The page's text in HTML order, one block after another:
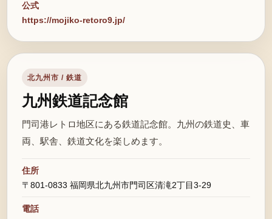
公式
https://mojiko-retoro9.jp/
北九州市 / 鉄道
九州鉄道記念館
門司港レトロ地区にある鉄道記念館。九州の鉄道史、車
両、駅舎、鉄道文化を楽しめます。
住所
〒801-0833 福岡県北九州市門司区清滝2丁目3-29
電話